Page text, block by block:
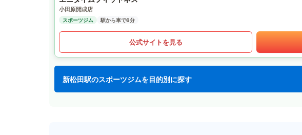
小田原開成店
スポーツジム 駅から車で6分
公式サイトを見る
新松田駅のスポーツジムを目的別に探す